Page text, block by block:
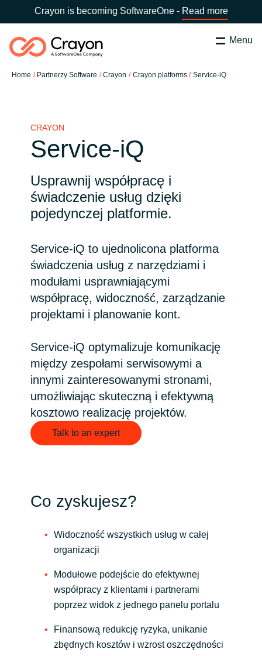
Crayon is becoming SoftwareOne - Read more
Menu
Home Partnerzy Software Crayon Crayon platforms Service-iQ
Global site
Africa
Australia
Austria
Bulgaria
Czechia
Estonia
Finland
France
Indonesia
Kingdom of Saudi Arabia
Kuwait
Szukaj zamknij
Partnerzy Software
O nas
Skontaktuj się z nami
Kariera
Kampanie
Strategia podatkowa
CRAYON
Service-iQ
Usprawnij współpracę i
świadczenie usług dzięki
pojedynczej platformie.
Service-iQ to ujednolicona platforma
świadczenia usług z narzędziami i
modułami usprawniającymi
współpracę, widoczność, zarządzanie
projektami i planowanie kont.
Service-iQ optymalizuje komunikację
między zespołami serwisowymi a
innymi zainteresowanymi stronami,
umożliwiając skuteczną i efektywną
kosztowo realizację projektów.
Talk to an expert
Co zyskujesz?
Widoczność wszystkich usług w całej
organizacji
Modułowe podejście do efektywnej
współpracy z klientami i partnerami
poprzez widok z jednego panelu portalu
Finansową redukcję ryzyka, unikanie
zbędnych kosztów i wzrost oszczędności